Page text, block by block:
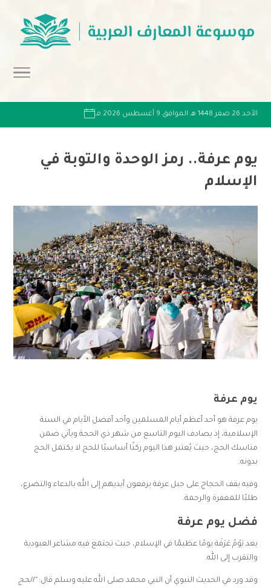
الأحد 26 صفر 1448 هـ الموافق 9 أغسطس 2026 مـ
يوم عرفة.. رمز الوحدة والتوبة في
الإسلام
يوم عرفة
يوم عرفة هو أحد أعظم أيام المسلمين وأحد أفضل الأيام في السنة
الإسلامية، إذ يصادف اليوم التاسع من شهر ذي الحجة ويأتي ضمن
مناسك الحج، حيث يُعتبر هذا اليوم ركنًا أساسيًا للحج لا يكتمل الحج
بدونه.
وفيه يقف الحجاج على جبل عرفة يرفعون أيديهم إلى الله بالدعاء والتضرع،
طلبًا للمغفرة والرحمة.
فضل يوم عرفة
يعد يَوْمُ عَرَفَة يومًا عظيمًا في الإسلام، حيث تجتمع فيه مشاعر العبودية
والتقرب إلى الله.
وقد ورد في الحديث النبوي أن النبي محمد صلى الله عليه وسلم قال:“الحج